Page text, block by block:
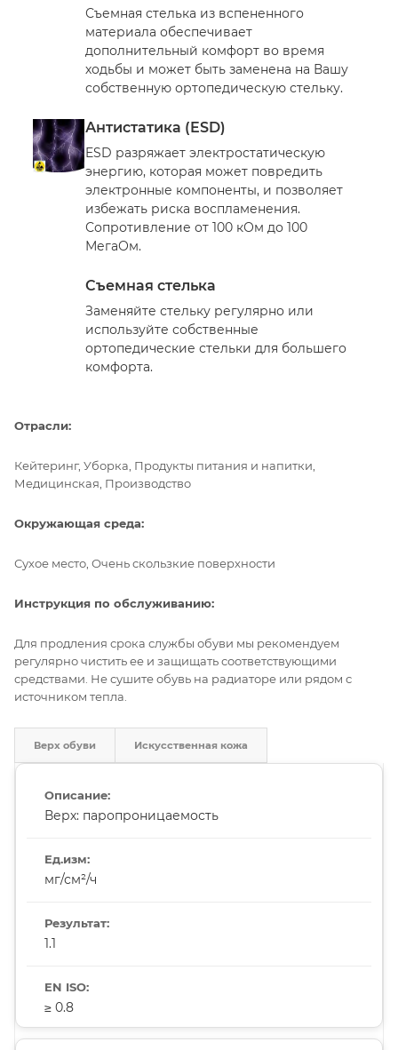
Съемная стелька из вспененного
материала обеспечивает
дополнительный комфорт во время
ходьбы и может быть заменена на Вашу
собственную ортопедическую стельку.
Антистатика (ESD)
ESD разряжает электростатическую
энергию, которая может повредить
электронные компоненты, и позволяет
избежать риска воспламенения.
Сопротивление от 100 кОм до 100
МегаОм.
Съемная стелька
Заменяйте стельку регулярно или
используйте собственные
ортопедические стельки для большего
комфорта.
Отрасли:
Кейтеринг, Уборка, Продукты питания и напитки,
Медицинская, Производство
Окружающая среда:
Сухое место, Очень скользкие поверхности
Инструкция по обслуживанию:
Для продления срока службы обуви мы рекомендуем
регулярно чистить ее и защищать соответствующими
средствами. Не сушите обувь на радиаторе или рядом с
источником тепла.
Верх обуви Искусственная кожа
Верх: паропроницаемость
мг/см²/ч
1.1
≥ 0.8